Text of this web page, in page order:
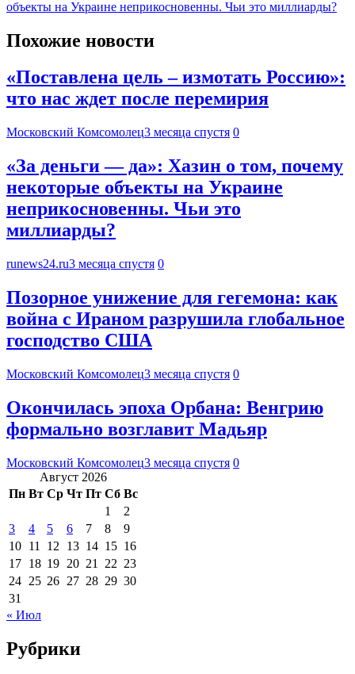
объекты на Украине неприкосновенны. Чьи это миллиарды?
Похожие новости
«Поставлена цель – измотать Россию»:
что нас ждет после перемирия
Московский Комсомолец3 месяца спустя 0
«За деньги — да»: Хазин о том, почему
некоторые объекты на Украине
неприкосновенны. Чьи это
миллиарды?
runews24.ru3 месяца спустя 0
Позорное унижение для гегемона: как
война с Ираном разрушила глобальное
господство США
Московский Комсомолец3 месяца спустя 0
Окончилась эпоха Орбана: Венгрию
формально возглавит Мадьяр
Московский Комсомолец3 месяца спустя 0
Август 2026
Пн Вт Ср Чт Пт Сб Вс
1
2
3
4 5 6 7 8
9
10 11 12 13 14 15 16
17 18 19 20 21 22 23
24 25 26 27 28 29 30
31
« Июл
Рубрики